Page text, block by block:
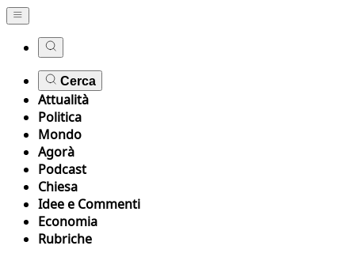
Cerca
Attualità
Politica
Mondo
Agorà
Podcast
Chiesa
Idee e Commenti
Economia
Rubriche